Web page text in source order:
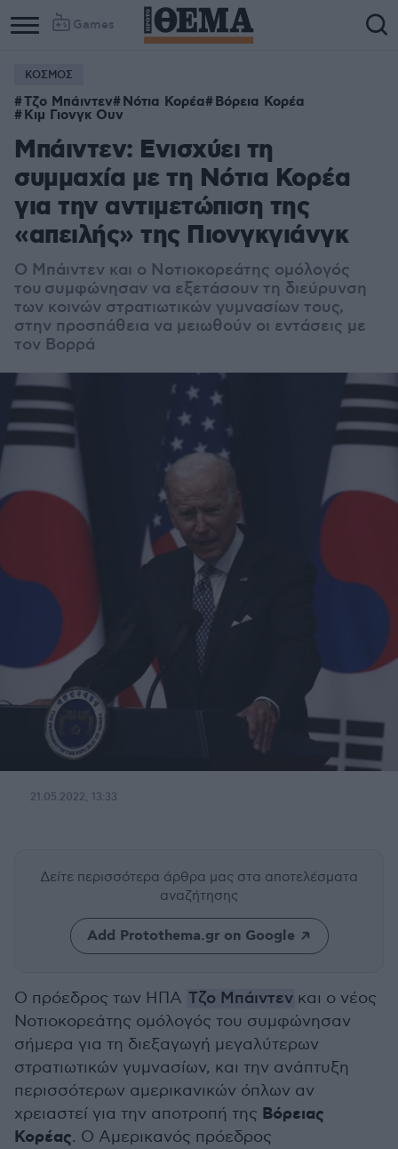
Games
ΚΟΣΜΟΣ
Τζο Μπάιντεν Νότια Κορέα Βόρεια Κορέα
Κιμ Γιονγκ Ουν
Μπάιντεν: Ενισχύει τη
συμμαχία με τη Νότια Κορέα
για την αντιμετώπιση της
«απειλής» της Πιονγκγιάνγκ
Ο Μπάιντεν και ο Νοτιοκορεάτης ομόλογός
του συμφώνησαν να εξετάσουν τη διεύρυνση
των κοινών στρατιωτικών γυμνασίων τους,
στην προσπάθεια να μειωθούν οι εντάσεις με
τον Βορρά
21.05.2022, 13:33
Δείτε περισσότερα άρθρα μας στα αποτελέσματα
αναζήτησης
Add Protothema.gr on Google
Ο πρόεδρος των ΗΠΑ Τζο Μπάιντεν και ο νέος
Νοτιοκορεάτης ομόλογός του συμφώνησαν
σήμερα για τη διεξαγωγή μεγαλύτερων
στρατιωτικών γυμνασίων, και την ανάπτυξη
περισσότερων αμερικανικών όπλων αν
χρειαστεί για την αποτροπή της Βόρειας
Κορέας. Ο Αμερικανός πρόεδρος